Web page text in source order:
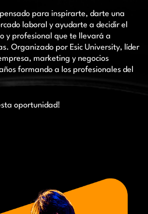
para inspirarte, darte una
laboral y ayudarte a decidir el
y profesional que te llevará a
Organizado por Esic University, líder
marketing y negocios
formando a los profesionales del
oportunidad!